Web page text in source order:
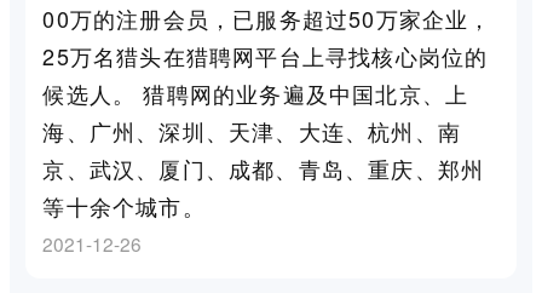
00万的注册会员，已服务超过50万家企业，
25万名猎头在猎聘网平台上寻找核心岗位的
候选人。 猎聘网的业务遍及中国北京、上
海、广州、深圳、天津、大连、杭州、南
京、武汉、厦门、成都、青岛、重庆、郑州
等十余个城市。
2021-12-26